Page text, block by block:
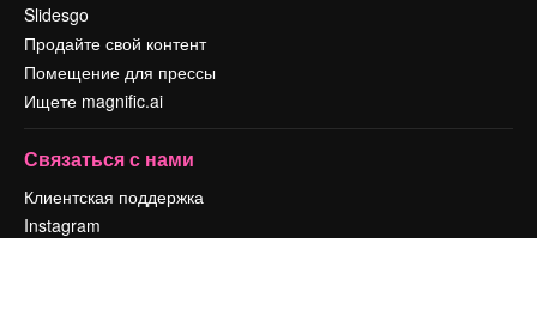
Slidesgo
Продайте свой контент
Помещение для прессы
Ищете magnific.ai
Связаться с нами
Клиентская поддержка
Instagram